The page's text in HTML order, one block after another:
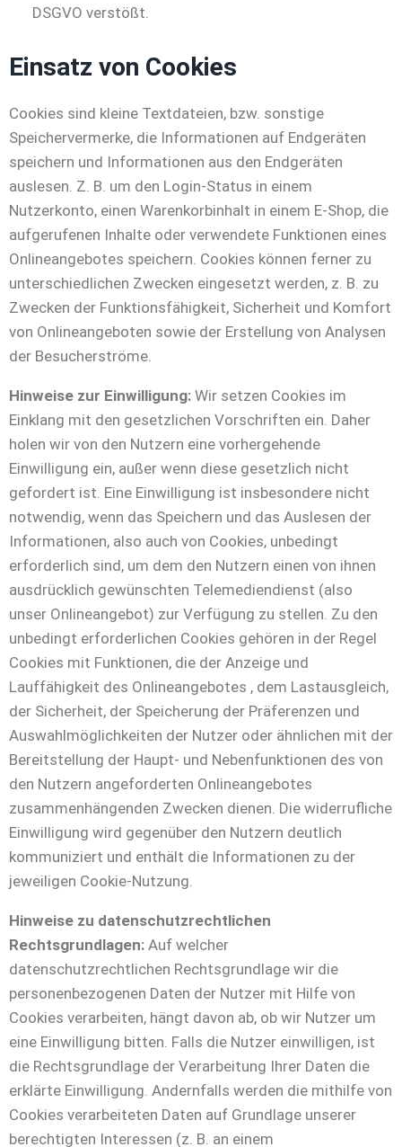
DSGVO verstößt.
Einsatz von Cookies
Cookies sind kleine Textdateien, bzw. sonstige
Speichervermerke, die Informationen auf Endgeräten
speichern und Informationen aus den Endgeräten
auslesen. Z. B. um den Login-Status in einem
Nutzerkonto, einen Warenkorbinhalt in einem E-Shop, die
aufgerufenen Inhalte oder verwendete Funktionen eines
Onlineangebotes speichern. Cookies können ferner zu
unterschiedlichen Zwecken eingesetzt werden, z. B. zu
Zwecken der Funktionsfähigkeit, Sicherheit und Komfort
von Onlineangeboten sowie der Erstellung von Analysen
der Besucherströme.
Hinweise zur Einwilligung: Wir setzen Cookies im
Einklang mit den gesetzlichen Vorschriften ein. Daher
holen wir von den Nutzern eine vorhergehende
Einwilligung ein, außer wenn diese gesetzlich nicht
gefordert ist. Eine Einwilligung ist insbesondere nicht
notwendig, wenn das Speichern und das Auslesen der
Informationen, also auch von Cookies, unbedingt
erforderlich sind, um dem den Nutzern einen von ihnen
ausdrücklich gewünschten Telemediendienst (also
unser Onlineangebot) zur Verfügung zu stellen. Zu den
unbedingt erforderlichen Cookies gehören in der Regel
Cookies mit Funktionen, die der Anzeige und
Lauffähigkeit des Onlineangebotes , dem Lastausgleich,
der Sicherheit, der Speicherung der Präferenzen und
Auswahlmöglichkeiten der Nutzer oder ähnlichen mit der
Bereitstellung der Haupt- und Nebenfunktionen des von
den Nutzern angeforderten Onlineangebotes
zusammenhängenden Zwecken dienen. Die widerrufliche
Einwilligung wird gegenüber den Nutzern deutlich
kommuniziert und enthält die Informationen zu der
jeweiligen Cookie-Nutzung.
Hinweise zu datenschutzrechtlichen
Rechtsgrundlagen: Auf welcher
datenschutzrechtlichen Rechtsgrundlage wir die
personenbezogenen Daten der Nutzer mit Hilfe von
Cookies verarbeiten, hängt davon ab, ob wir Nutzer um
eine Einwilligung bitten. Falls die Nutzer einwilligen, ist
die Rechtsgrundlage der Verarbeitung Ihrer Daten die
erklärte Einwilligung. Andernfalls werden die mithilfe von
Cookies verarbeiteten Daten auf Grundlage unserer
berechtigten Interessen (z. B. an einem